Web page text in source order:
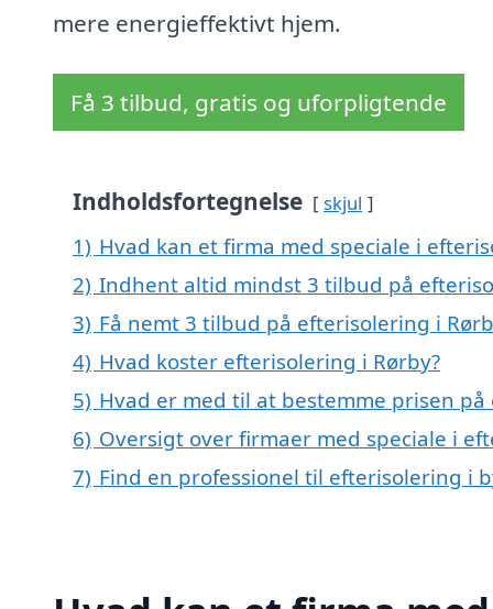
mere energieffektivt hjem.
Få 3 tilbud, gratis og uforpligtende
Indholdsfortegnelse skjul
1) Hvad kan et firma med speciale i
2) Indhent altid mindst 3 tilbud på
3) Få nemt 3 tilbud på efterisolering i
4) Hvad koster efterisolering i Rørby?
5) Hvad er med til at bestemme prisen
6) Oversigt over firmaer med speciale i
7) Find en professionel til efterisolering i